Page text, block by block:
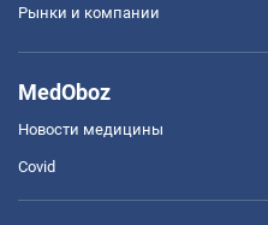
Рынки и компании
MedOboz
Новости медицины
Covid